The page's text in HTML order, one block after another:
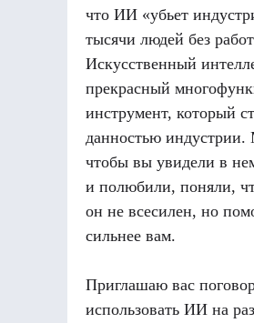
что ИИ «убьет
тысячи людей без
Искусственный
прекрасный
инструмент, который
данностью индустрии.
чтобы вы увидели в
и полюбили, поняли,
он не всесилен, но
сильнее вам.
Приглашаю вас
использовать ИИ на